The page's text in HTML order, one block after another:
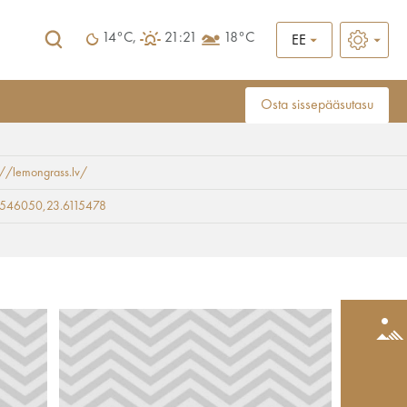
14°C, 21:21 18°C EE
Osta sissepääsutasu
lemongrass.lv/